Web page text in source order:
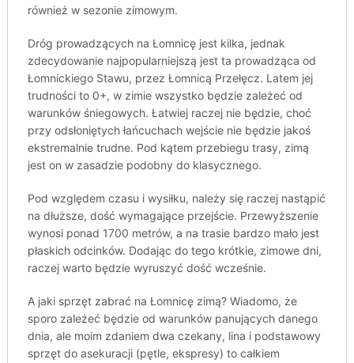
również w sezonie zimowym.
Dróg prowadzących na Łomnicę jest kilka, jednak
zdecydowanie najpopularniejszą jest ta prowadząca od
Łomnickiego Stawu, przez Łomnicą Przełęcz. Latem jej
trudności to 0+, w zimie wszystko będzie zależeć od
warunków śniegowych. Łatwiej raczej nie będzie, choć
przy odsłoniętych łańcuchach wejście nie będzie jakoś
ekstremalnie trudne. Pod kątem przebiegu trasy, zimą
jest on w zasadzie podobny do klasycznego.
Pod względem czasu i wysiłku, należy się raczej nastąpić
na dłuższe, dość wymagające przejście. Przewyższenie
wynosi ponad 1700 metrów, a na trasie bardzo mało jest
płaskich odcinków. Dodając do tego krótkie, zimowe dni,
raczej warto będzie wyruszyć dość wcześnie.
A jaki sprzęt zabrać na Łomnicę zimą? Wiadomo, że
sporo zależeć będzie od warunków panujących danego
dnia, ale moim zdaniem dwa czekany, lina i podstawowy
sprzęt do asekuracji (pętle, ekspresy) to całkiem